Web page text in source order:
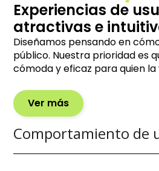
Comportamiento de
Experiencias de
atractivas e
Diseñamos pensando en
público. Nuestra prioridad es
cómoda y eficaz para quien la
Ver más